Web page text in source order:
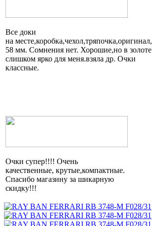
Все доки
на месте,коробка,чехол,тряпочка,оригинал,
58 мм. Сомнения нет. Хорошие,но в золоте
слишком ярко для меня.взяла др. Очки
классные.
Очки супер!!!! Очень
качественные, крутые,компактные.
Спасибо магазину за шикарную
скидку!!!